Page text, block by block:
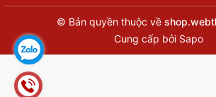
© Bản quyền thuộc về
Cung cấp bởi Sapo